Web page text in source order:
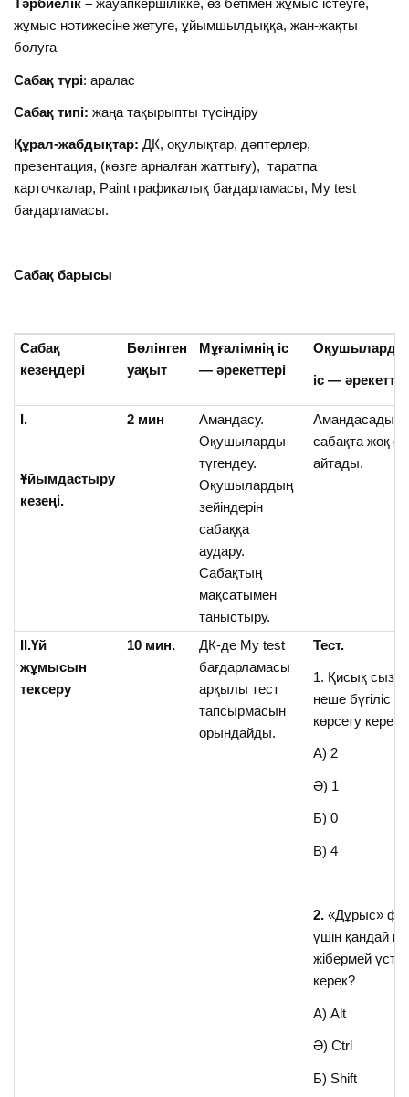
Тәрбиелік –жауапкершілікке, өз бетімен жұмыс істеуге,
жұмыс нәтижесіне жетуге, ұйымшылдыққа, жан-жақты
болуға
Сабақ түрі: аралас
Сабақ типі:жаңа тақырыпты түсіндіру
Құрал-жабдықтар: ДК, оқулықтар, дәптерлер,
презентация, (көзге арналған жаттығу), таратпа
карточкалар, Paint графикалық бағдарламасы, My test
бағдарламасы.
Сабақ барысы
Сабақ
кезеңдері
Бөлінген
уақыт
Мұғалімнің іс
— әрекеттері
іс —
І.
Ұйымдастыру
кезеңі.
2 мин
Амандасу.
Оқушыларды
түгендеу.
Оқушылардың
зейіндерін
сабаққа
аудару.
Сабақтың
мақсатымен
таныстыру.
Амандасады.
сабақта жоқ
айтады.
ІІ.Үй
жұмысын
тексеру
10 мин.
ДК-де My test
бағдарламасы
арқылы тест
тапсырмасын
орындайды.
Тест.
1. Қисық
неше бүгіліс
көрсету керек?
А) 2
Ә) 1
Б) 0
В) 4
2. «Дұрыс»
үшін қандай
жібермей
керек?
А) Alt
Ә) Ctrl
Б) Shift